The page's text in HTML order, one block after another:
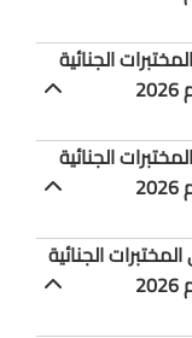
المختبرات الجنائية
المختبرات الجنائية
المختبرات الجنائية